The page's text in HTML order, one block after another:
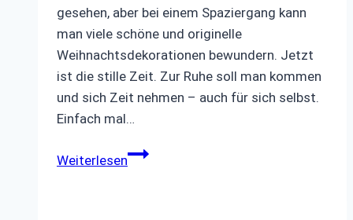
gesehen, aber bei einem Spaziergang kann
man viele schöne und originelle
Weihnachtsdekorationen bewundern. Jetzt
ist die stille Zeit. Zur Ruhe soll man kommen
und sich Zeit nehmen – auch für sich selbst.
Einfach mal…
Weiterlesen🎄